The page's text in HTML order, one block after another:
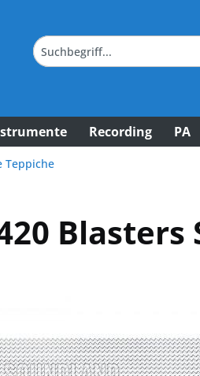
Recording PA
Teppiche
Blasters